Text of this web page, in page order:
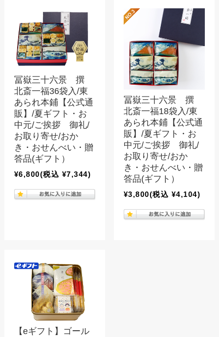
冨嶽三十六景 撰
北斎一福36袋入/東
あられ本鋪【公式通
販】/夏ギフト・お
中元/ご挨拶 御礼/
お取り寄せ/おか
き・おせんべい・贈
答品(ギフト）
¥6,800(税込 ¥7,344)
冨嶽三十六景 撰
北斎一福18袋入/東
あられ本鋪【公式通
販】/夏ギフト・お
中元/ご挨拶 御礼/
お取り寄せ/おか
き・おせんべい・贈
答品(ギフト）
¥3,800(税込 ¥4,104)
【eギフト】ゴール